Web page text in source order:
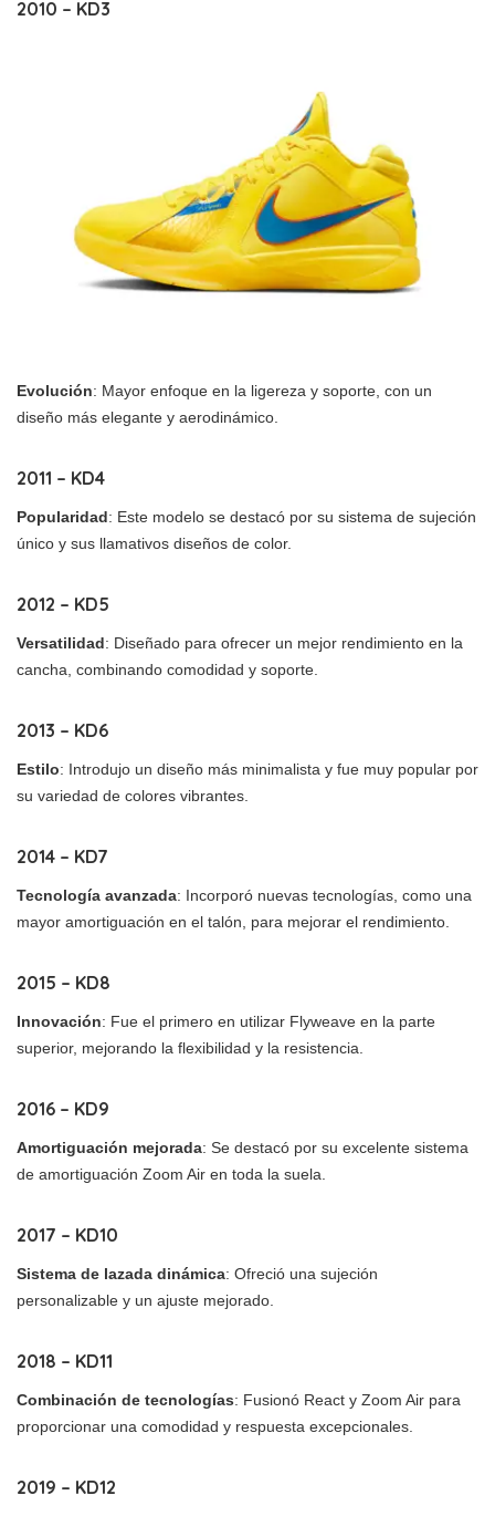
2010 – KD3
Evolución: Mayor enfoque en la ligereza y soporte, con un
diseño más elegante y aerodinámico.
2011 – KD4
Popularidad: Este modelo se destacó por su sistema de sujeción
único y sus llamativos diseños de color.
2012 – KD5
Versatilidad: Diseñado para ofrecer un mejor rendimiento en la
cancha, combinando comodidad y soporte.
2013 – KD6
Estilo: Introdujo un diseño más minimalista y fue muy popular por
su variedad de colores vibrantes.
2014 – KD7
Tecnología avanzada: Incorporó nuevas tecnologías, como una
mayor amortiguación en el talón, para mejorar el rendimiento.
2015 – KD8
Innovación: Fue el primero en utilizar Flyweave en la parte
superior, mejorando la flexibilidad y la resistencia.
2016 – KD9
Amortiguación mejorada: Se destacó por su excelente sistema
de amortiguación Zoom Air en toda la suela.
2017 – KD10
Sistema de lazada dinámica: Ofreció una sujeción
personalizable y un ajuste mejorado.
2018 – KD11
Combinación de tecnologías: Fusionó React y Zoom Air para
proporcionar una comodidad y respuesta excepcionales.
2019 – KD12